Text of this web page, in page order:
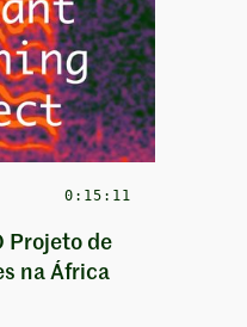
0:15:11
Projeto de
na África